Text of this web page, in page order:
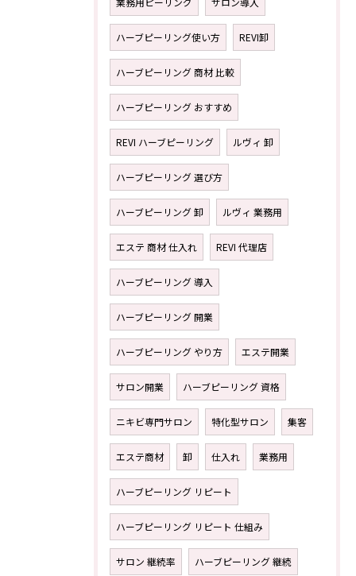
ハーブピーリング使い方 REVI卸
ハーブピーリング 商材 比較
ハーブピーリング おすすめ
REVI ハーブピーリング ルヴィ 卸
ハーブピーリング 選び方
ハーブピーリング 卸 ルヴィ 業務用
エステ 商材 仕入れ REVI 代理店
ハーブピーリング 導入
ハーブピーリング 開業
ハーブピーリング やり方 エステ開業
サロン開業 ハーブピーリング 資格
ニキビ専門サロン 特化型サロン 集客
エステ商材 卸 仕入れ 業務用
ハーブピーリング リピート
ハーブピーリング リピート 仕組み
サロン 継続率 ハーブピーリング 継続